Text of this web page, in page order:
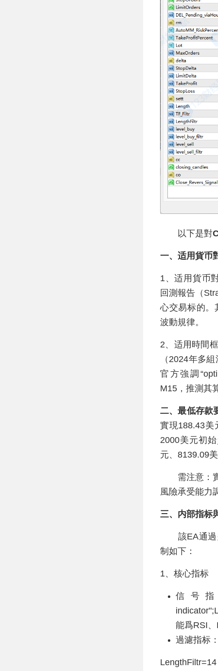
以下是對
一、适用貨币
1、适用貨币
回測報告（
心交易标的。
波動規律。
2、适用時間
（2024年多
官方強調
M15，推測其
二、最低存款
實現188.43美
2000美元初
元、8139.09
需注意：實
風險承受能力
三、内部指标
該EA通過
制如下：
1、核心指标
信号指
能爲RSI
過濾指标